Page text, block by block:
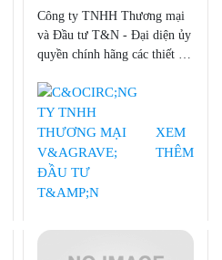
nhiều dòng sản phẩm của
Bruker tại Việt Nam
Công ty TNHH Thương mại
và Đầu tư T&N - Đại diện ủy
quyền chính hãng các thiết bị
Nam. Với hơn 15 năm kinh
nghiệm trong việc kết hợp với
những tên tuổi hãng đầu trong
lĩnh vực sản xuất thiết bị
nghiên cứu trên toàn cầu,
Công ty TNHH Thương mại
vị đi đầu tại Việt Nam cung
XEM
THÊM